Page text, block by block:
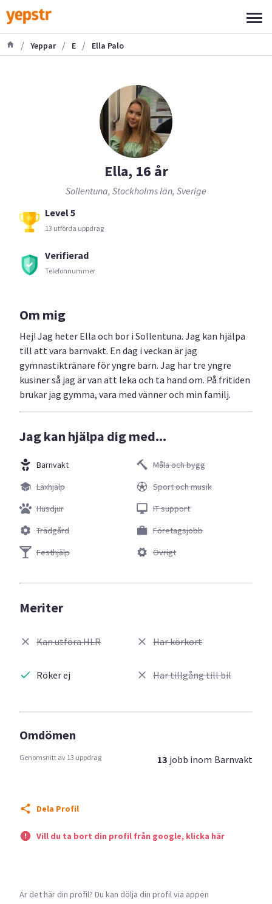
/ Yeppar / E / Ella Palo
Ella, 16 år
Sollentuna, Stockholms län, Sverige
Level 5
13 utförda uppdrag
Verifierad
Telefonnummer
Om mig
Hej! Jag heter Ella och bor i Sollentuna. Jag kan hjälpa
till att vara barnvakt. En dag i veckan är jag
gymnastiktränare för yngre barn. Jag har tre yngre
kusiner så jag är van att leka och ta hand om. På fritiden
brukar jag gymma, vara med vänner och min familj.
Jag kan hjälpa dig med...
Barnvakt
Läxhjälp
Husdjur
Trädgård
Festhjälp
Måla och bygg
Sport och musik
IT support
Företagsjobb
Övrigt
Meriter
Kan utföra HLR
Röker ej
Har körkort
Har tillgång till bil
Omdömen
Genomsnitt av 13 uppdrag 13 jobb inom Barnvakt
Dela Profil
Vill du ta bort din profil från google, klicka här
Är det här din profil? Du kan dölja din profil via appen